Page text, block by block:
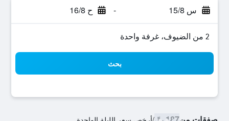
س 15/8 - ح 16/8
2 من الضيوف، غرفة واحدة
بحث